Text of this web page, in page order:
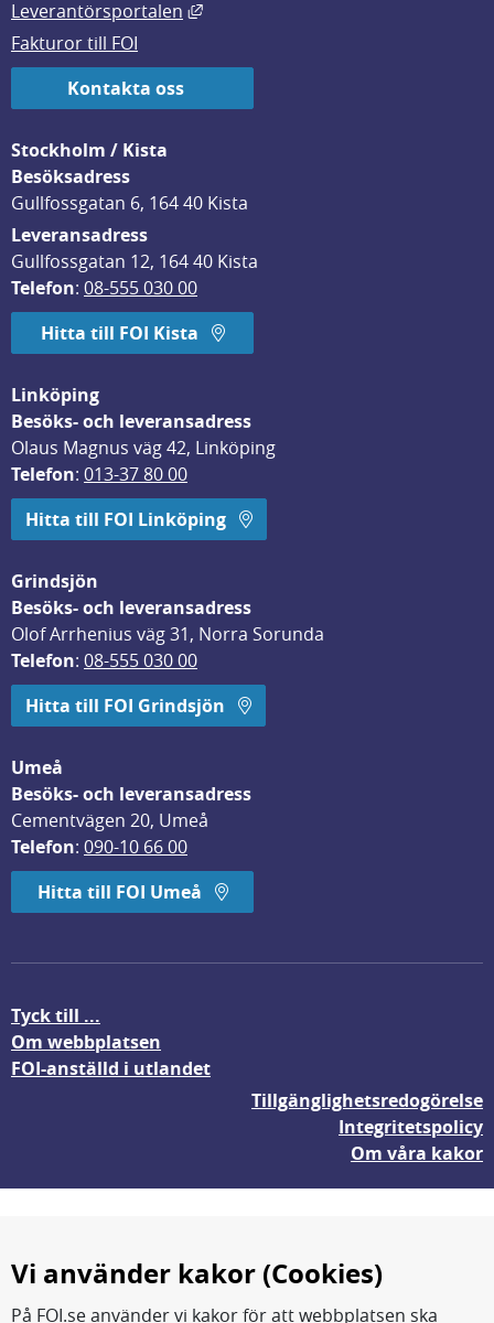
Leverantörsportalen
Länk till annan webbplats, öppnas
Fakturor till FOI
Kontakta oss
Stockholm / Kista
Besöksadress
Gullfossgatan 6, 164 40 Kista
Leveransadress
Gullfossgatan 12, 164 40 Kista
Telefon: 08-555 030 00
Hitta till FOI Kista
Linköping
Besöks- och leveransadress
Olaus Magnus väg 42, Linköping
Telefon: 013-37 80 00
Hitta till FOI Linköping
Grindsjön
Besöks- och leveransadress
Olof Arrhenius väg 31, Norra Sorunda
Telefon: 08-555 030 00
Hitta till FOI Grindsjön
Umeå
Besöks- och leveransadress
Cementvägen 20, Umeå
Telefon: 090-10 66 00
Hitta till FOI Umeå
Tyck till ...
Om webbplatsen
FOI-anställd i utlandet
Tillgänglighetsredogörelse
Integritetspolicy
Om våra kakor
Vi använder kakor (Cookies)
På FOI.se använder vi kakor för att webbplatsen ska